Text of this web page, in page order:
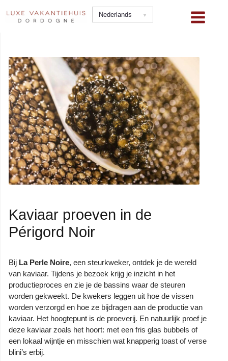
naar
Nederlands
Kaviaar proeven in de
Périgord Noir
Bij La Perle Noire, een steurkweker, ontdek je de wereld
van kaviaar. Tijdens je bezoek krijg je inzicht in het
productieproces en zie je de bassins waar de steuren
worden gekweekt. De kwekers leggen uit hoe de vissen
worden verzorgd en hoe ze bijdragen aan de productie van
kaviaar. Het hoogtepunt is de proeverij. En natuurlijk proef je
deze kaviaar zoals het hoort: met een fris glas bubbels of
een lokaal wijntje en misschien wat knapperig toast of verse
blini’s erbij.